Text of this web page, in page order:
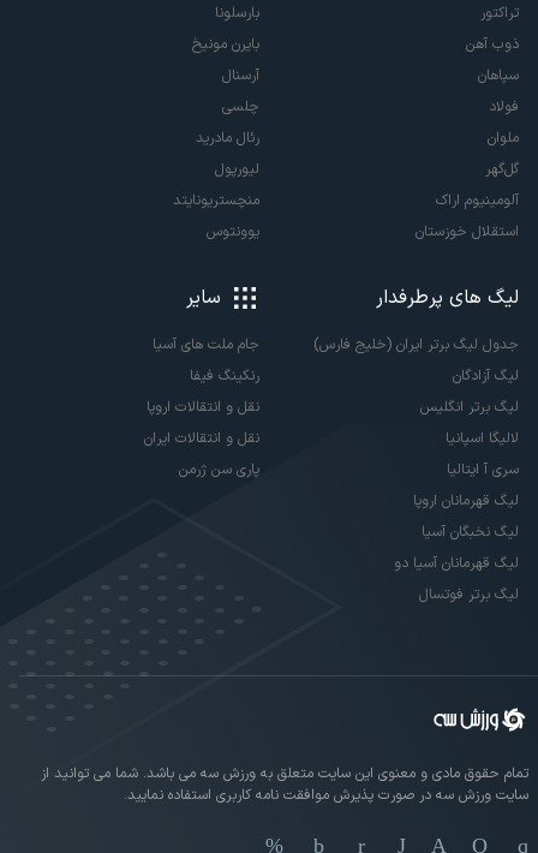
تراکتور
ذوب آهن
سپاهان
فولاد
ملوان
گل‌گهر
آلومینیوم اراک
استقلال خوزستان
بارسلونا
بایرن مونیخ
آرسنال
چلسی
رئال مادرید
لیورپول
منچستریونایتد
یوونتوس
لیگ های پرطرفدار
جدول لیگ برتر ایران (خلیج فارس)
لیگ آزادگان
لیگ برتر انگلیس
لالیگا اسپانیا
سری آ ایتالیا
لیگ قهرمانان اروپا
لیگ نخبگان آسیا
لیگ قهرمانان آسیا دو
لیگ برتر فوتسال
سایر
جام ملت های آسیا
رنکینگ فیفا
نقل و انتقالات اروپا
نقل و انتقالات ایران
پاری سن ژرمن
تمام حقوق مادی و معنوی این سایت متعلق به ورزش سه می باشد. شما می توانید از
سایت ورزش سه در صورت پذیرش موافقت نامه کاربری استفاده نمایید.